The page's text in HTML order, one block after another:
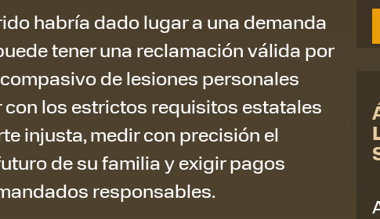
habría dado lugar a una demanda
tener una reclamación válida por
de lesiones personales
los estrictos requisitos estatales
injusta, medir con precisión el
de su familia y exigir pagos
responsables.